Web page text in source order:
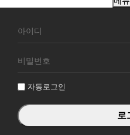
원
그
자동로그인